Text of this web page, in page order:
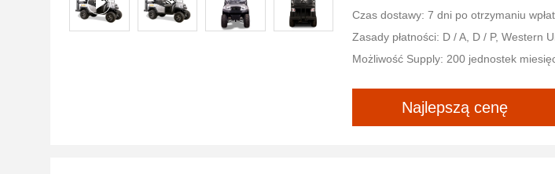
Czas dostawy: 7 dni po otrzymaniu
Zasady płatności: D / A, D / P, Western
Możliwość Supply: 200 jednostek
Najlepszą cenę